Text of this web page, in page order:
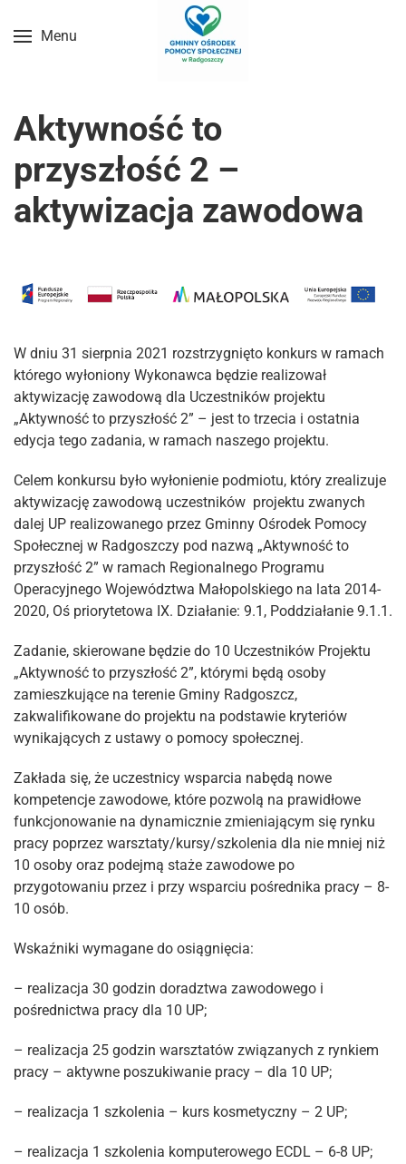
Przejdź do treści głównej
Menu
Aktywność to
przyszłość 2 –
aktywizacja zawodowa
W dniu 31 sierpnia 2021 rozstrzygnięto konkurs w ramach
którego wyłoniony Wykonawca będzie realizował
aktywizację zawodową dla Uczestników projektu
„Aktywność to przyszłość 2” – jest to trzecia i ostatnia
edycja tego zadania, w ramach naszego projektu.
Celem konkursu było wyłonienie podmiotu, który zrealizuje
aktywizację zawodową uczestników projektu zwanych
dalej UP realizowanego przez Gminny Ośrodek Pomocy
Społecznej w Radgoszczy pod nazwą „Aktywność to
przyszłość 2” w ramach Regionalnego Programu
Operacyjnego Województwa Małopolskiego na lata 2014-
2020, Oś priorytetowa IX. Działanie: 9.1, Poddziałanie 9.1.1.
Zadanie, skierowane będzie do 10 Uczestników Projektu
„Aktywność to przyszłość 2”, którymi będą osoby
zamieszkujące na terenie Gminy Radgoszcz,
zakwalifikowane do projektu na podstawie kryteriów
wynikających z ustawy o pomocy społecznej.
Zakłada się, że uczestnicy wsparcia nabędą nowe
kompetencje zawodowe, które pozwolą na prawidłowe
funkcjonowanie na dynamicznie zmieniającym się rynku
pracy poprzez warsztaty/kursy/szkolenia dla nie mniej niż
10 osoby oraz podejmą staże zawodowe po
przygotowaniu przez i przy wsparciu pośrednika pracy – 8-
10 osób.
Wskaźniki wymagane do osiągnięcia:
– realizacja 30 godzin doradztwa zawodowego i
pośrednictwa pracy dla 10 UP;
– realizacja 25 godzin warsztatów związanych z rynkiem
pracy – aktywne poszukiwanie pracy – dla 10 UP;
– realizacja 1 szkolenia – kurs kosmetyczny – 2 UP;
– realizacja 1 szkolenia komputerowego ECDL – 6-8 UP;